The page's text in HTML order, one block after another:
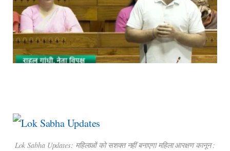
Lok Sabha Updates: महिलाओं को सशक्त नहीं बनाएगा महिला आरक्षण कानून :